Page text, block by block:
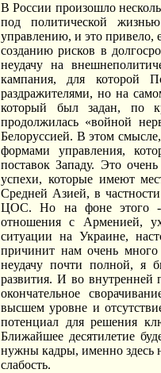
В России произошло
под политической
управлению, и это привело,
созданию рисков в
неудачу на
кампания, для которой
раздражителями, но на
который был задан, по
продолжилась «войной
Белоруссией. В этом
формами управления,
поставок Западу. Это
успехи, которые имеют
Средней Азией, в
ЦОС. Но на фоне этого -
отношения с Арменией,
ситуации на Украине,
причинит нам очень много
неудачу почти полной, я
развития. И во внутренней
окончательное
высшем уровне и
потенциал для решения
Ближайшее десятилетие
нужны кадры, именно здесь
слабость.